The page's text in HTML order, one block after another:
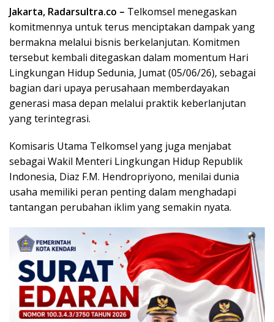
Jakarta, Radarsultra.co – Telkomsel menegaskan
komitmennya untuk terus menciptakan dampak yang
bermakna melalui bisnis berkelanjutan. Komitmen
tersebut kembali ditegaskan dalam momentum Hari
Lingkungan Hidup Sedunia, Jumat (05/06/26), sebagai
bagian dari upaya perusahaan memberdayakan
generasi masa depan melalui praktik keberlanjutan
yang terintegrasi.
Komisaris Utama Telkomsel yang juga menjabat
sebagai Wakil Menteri Lingkungan Hidup Republik
Indonesia, Diaz F.M. Hendropriyono, menilai dunia
usaha memiliki peran penting dalam menghadapi
tantangan perubahan iklim yang semakin nyata.